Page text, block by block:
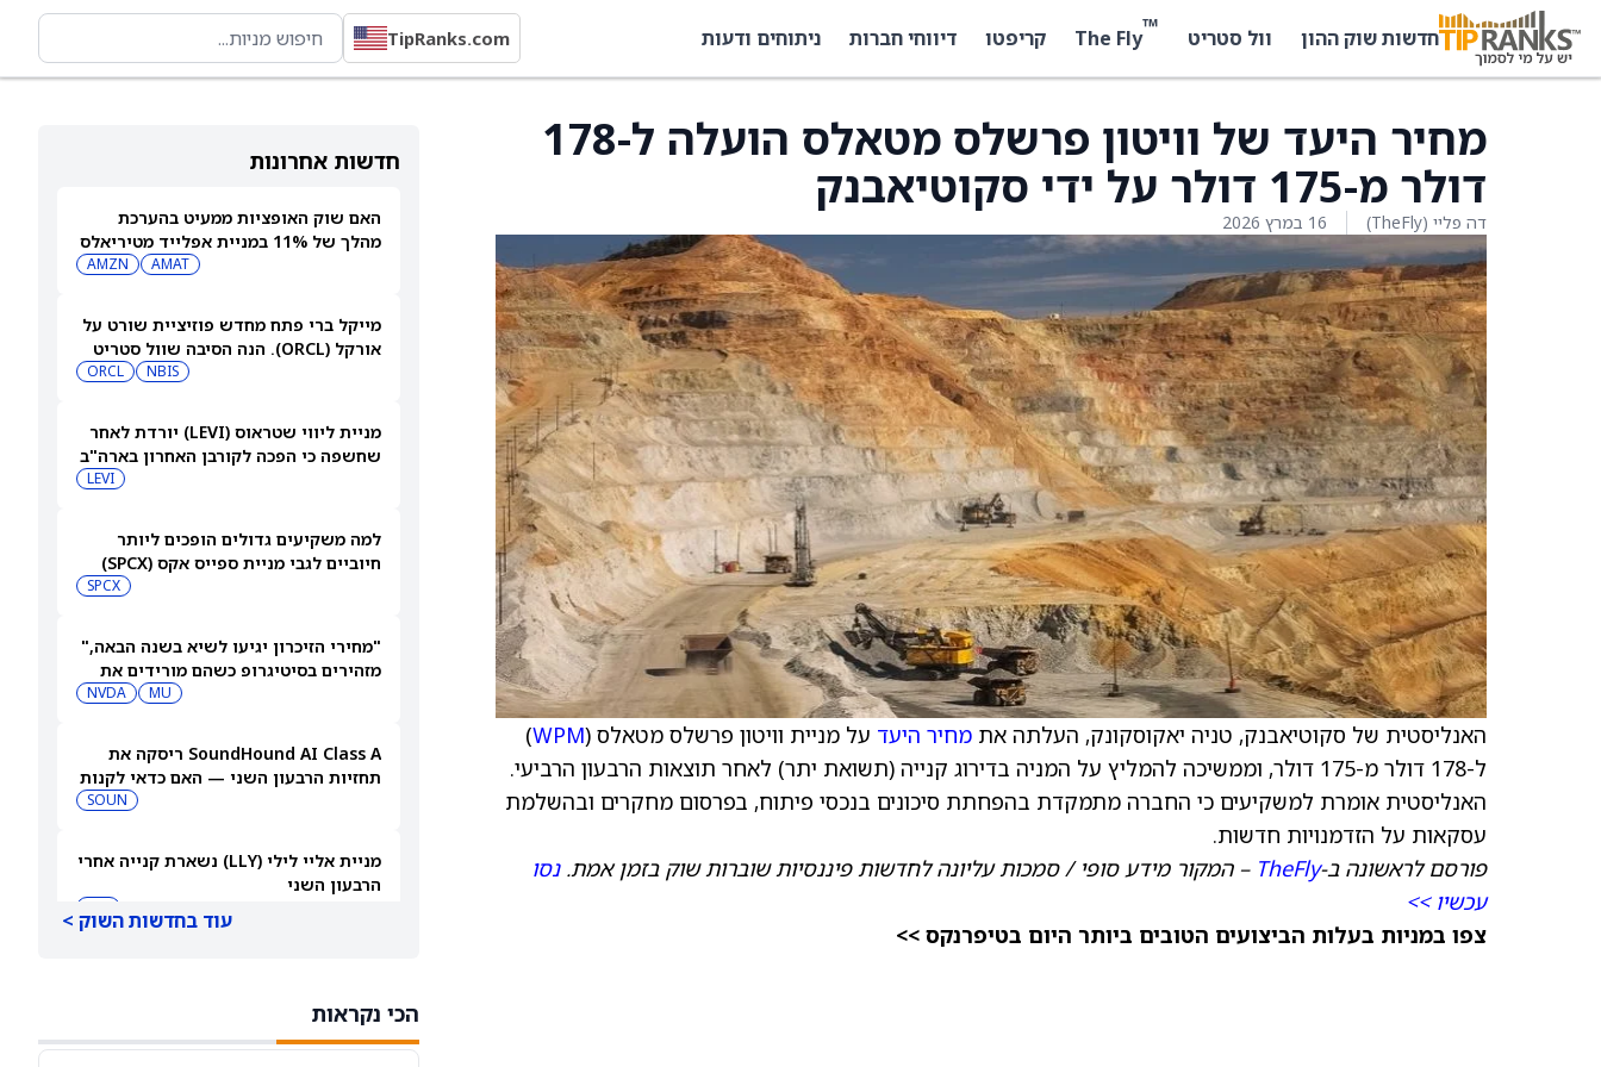
חדשות שוק ההון וול סטריט ™
The Fly קריפטו דיווחי חברות ניתוחים ודעות TipRanks.com
חדשות אחרונות
האם שוק האופציות ממעיט בהערכת
מהלך של 11% במניית אפלייד מטיריאלס
AMAT
AMZN
מייקל ברי פתח מחדש פוזיציית שורט על
אורקל (ORCL). הנה הסיבה שוול סטריט
NBIS
ORCL
מניית ליווי שטראוס (LEVI) יורדת לאחר
שחשפה כי הפכה לקורבן האחרון בארה"ב
LEVI
למה משקיעים גדולים הופכים ליותר
חיוביים לגבי מניית ספייס אקס (SPCX)
SPCX
"מחירי הזיכרון יגיעו לשיא בשנה הבאה,"
מזהירים בסיטיגרופ כשהם מורידים את
מחיר היעד של מניית מיקרון טכנולוג'י
MU
NVDA
SoundHound AI Class A ריסקה את
תחזיות הרבעון השני — האם כדאי לקנות
SOUN
מניית אליי לילי (LLY) נשארת קנייה אחרי
הרבעון השני
הדוח
עוד בחדשות השוק >
הכי נקראות
מחיר היעד של וויטון פרשלס מטאלס הועלה ל-178
דולר מ-175 דולר על ידי סקוטיאבנק
דה פליי (TheFly) 16 במרץ 2026
האנליסטית של סקוטיאבנק, טניה יאקוסקונק, העלתה את מחיר היעד על מניית וויטון פרשלס מטאלס (WPM
)
ל-178 דולר מ-175 דולר, וממשיכה להמליץ על המניה בדירוג קנייה (תשואת יתר) לאחר תוצאות הרבעון הרביעי.
האנליסטית אומרת למשקיעים כי החברה מתמקדת בהפחתת סיכונים בנכסי פיתוח, בפרסום מחקרים ובהשלמת
עסקאות על הזדמנויות חדשות.
פורסם לראשונה ב-TheFly – המקור מידע סופי / סמכות עליונה לחדשות פיננסיות שוברות שוק בזמן אמת.נסו
עכשיו >>
צפו במניות בעלות הביצועים הטובים ביותר היום בטיפרנקס >>